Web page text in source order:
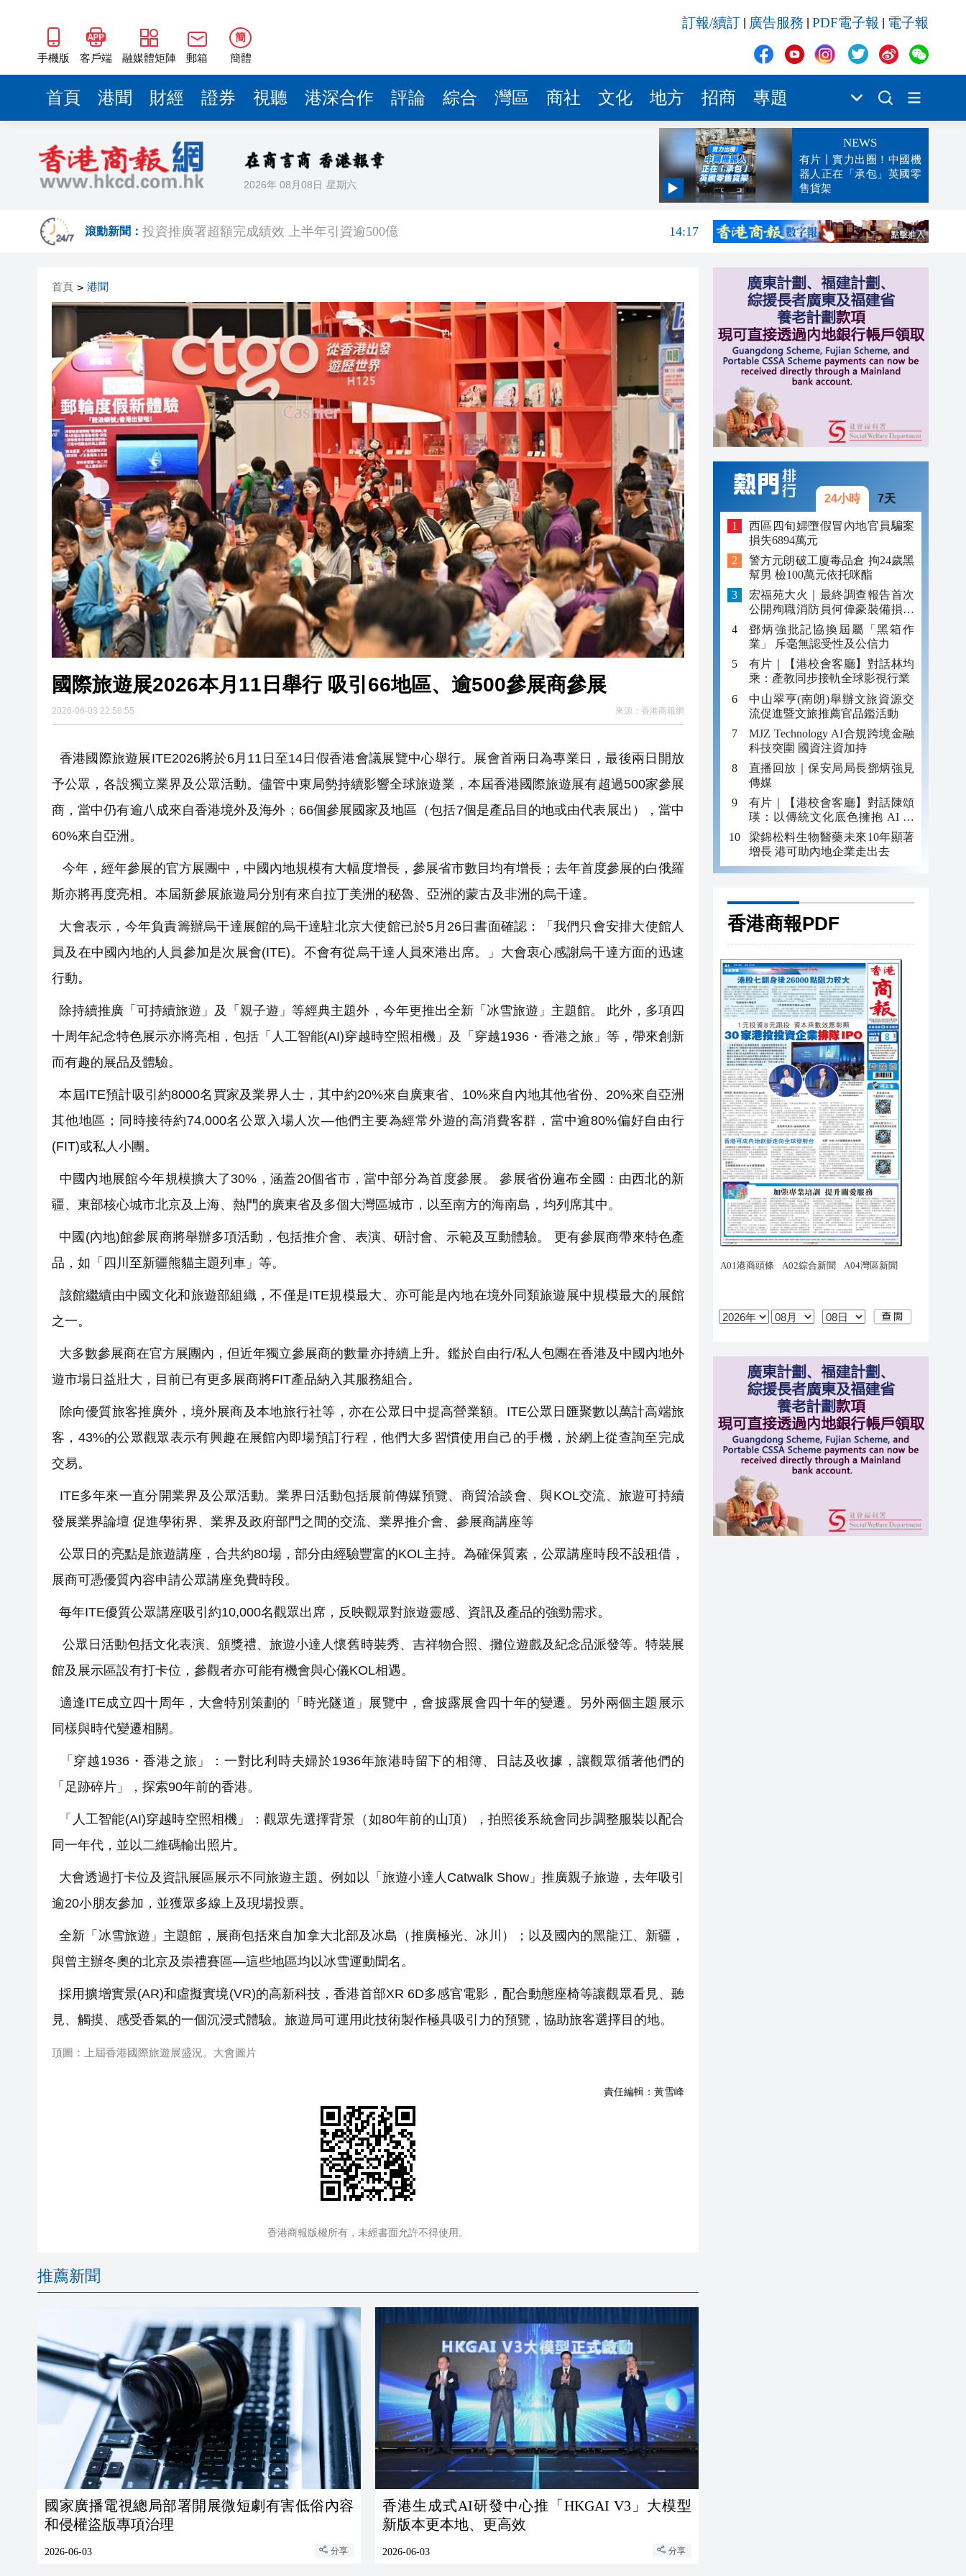
手機版 客戶端 融媒體矩陣 郵箱
簡
簡體
訂報/續訂 廣告服務 PDF電子報 電子報
首頁 港聞 財經 證券 視聽 港深合作 評論 綜合 灣區 商社 文化 地方 招商 專題
2026年 08月08日 星期六
NEWS
有片丨實力出圈！中國機
器人正在「承包」英國零
售貨架
滾動新聞：
14:22
投資推廣署超額完成績效 上半年引資逾500億
14:17
CHIIKAWA熱潮席捲香港！帶你全城捕捉角色足迹
13:35
韓國足協為性賄賂醜聞正式致歉：目前絕不存在
13:23
受熱帶氣旋白海豚影響 香港部分地區氣溫高達37度以上
13:17
特朗普宣布：向關鍵礦產和電池項目投資30億美元
13:14
首頁 > 港聞
國際旅遊展2026本月11日舉行 吸引66地區、逾500參展商參展
2026-06-03 22:58:55 來源： 香港商報網
香港國際旅遊展ITE2026將於6月11日至14日假香港會議展覽中心舉行。展會首兩日為專業日，最後兩日開放
予公眾，各設獨立業界及公眾活動。儘管中東局勢持續影響全球旅遊業，本屆香港國際旅遊展有超過500家參展
商，當中仍有逾八成來自香港境外及海外；66個參展國家及地區（包括7個是產品目的地或由代表展出），當中
60%來自亞洲。
今年，經年參展的官方展團中，中國內地規模有大幅度增長，參展省市數目均有增長；去年首度參展的白俄羅
斯亦將再度亮相。本屆新參展旅遊局分別有來自拉丁美洲的秘魯、亞洲的蒙古及非洲的烏干達。
大會表示，今年負責籌辦烏干達展館的烏干達駐北京大使館已於5月26日書面確認：「我們只會安排大使館人
員及在中國內地的人員參加是次展會(ITE)。不會有從烏干達人員來港出席。」大會衷心感謝烏干達方面的迅速
行動。
除持續推廣「可持續旅遊」及「親子遊」等經典主題外，今年更推出全新「冰雪旅遊」主題館。 此外，多項四
十周年紀念特色展示亦將亮相，包括「人工智能(AI)穿越時空照相機」及「穿越1936・香港之旅」等，帶來創新
而有趣的展品及體驗。
本屆ITE預計吸引約8000名買家及業界人士，其中約20%來自廣東省、10%來自內地其他省份、20%來自亞洲
其他地區；同時接待約74,000名公眾入場人次—他們主要為經常外遊的高消費客群，當中逾80%偏好自由行
(FIT)或私人小團。
中國內地展館今年規模擴大了30%，涵蓋20個省市，當中部分為首度參展。 參展省份遍布全國：由西北的新
疆、東部核心城市北京及上海、熱門的廣東省及多個大灣區城市，以至南方的海南島，均列席其中。
中國(內地)館參展商將舉辦多項活動，包括推介會、表演、研討會、示範及互動體驗。 更有參展商帶來特色產
品，如「四川至新疆熊貓主題列車」等。
該館繼續由中國文化和旅遊部組織，不僅是ITE規模最大、亦可能是內地在境外同類旅遊展中規模最大的展館
之一。
大多數參展商在官方展團內，但近年獨立參展商的數量亦持續上升。鑑於自由行/私人包團在香港及中國內地外
遊市場日益壯大，目前已有更多展商將FIT產品納入其服務組合。
除向優質旅客推廣外，境外展商及本地旅行社等，亦在公眾日中提高營業額。ITE公眾日匯聚數以萬計高端旅
客，43%的公眾觀眾表示有興趣在展館內即場預訂行程，他們大多習慣使用自己的手機，於網上從查詢至完成
交易。
ITE多年來一直分開業界及公眾活動。業界日活動包括展前傳媒預覽、商貿洽談會、與KOL交流、旅遊可持續
發展業界論壇 促進學術界、業界及政府部門之間的交流、業界推介會、參展商講座等
公眾日的亮點是旅遊講座，合共約80場，部分由經驗豐富的KOL主持。為確保質素，公眾講座時段不設租借，
展商可憑優質內容申請公眾講座免費時段。
每年ITE優質公眾講座吸引約10,000名觀眾出席，反映觀眾對旅遊靈感、資訊及產品的強勁需求。
公眾日活動包括文化表演、頒獎禮、旅遊小達人懷舊時裝秀、吉祥物合照、攤位遊戲及紀念品派發等。特裝展
館及展示區設有打卡位，參觀者亦可能有機會與心儀KOL相遇。
適逢ITE成立四十周年，大會特別策劃的「時光隧道」展覽中，會披露展會四十年的變遷。另外兩個主題展示
同樣與時代變遷相關。
「穿越1936・香港之旅」：一對比利時夫婦於1936年旅港時留下的相簿、日誌及收據，讓觀眾循著他們的
「足跡碎片」，探索90年前的香港。
「人工智能(AI)穿越時空照相機」：觀眾先選擇背景（如80年前的山頂），拍照後系統會同步調整服裝以配合
同一年代，並以二維碼輸出照片。
大會透過打卡位及資訊展區展示不同旅遊主題。例如以「旅遊小達人Catwalk Show」推廣親子旅遊，去年吸引
逾20小朋友參加，並獲眾多線上及現場投票。
全新「冰雪旅遊」主題館，展商包括來自加拿大北部及冰島（推廣極光、冰川）；以及國內的黑龍江、新疆，
與曾主辦冬奧的北京及崇禮賽區—這些地區均以冰雪運動聞名。
採用擴增實景(AR)和虛擬實境(VR)的高新科技，香港首部XR 6D多感官電影，配合動態座椅等讓觀眾看見、聽
見、觸摸、感受香氣的一個沉浸式體驗。旅遊局可運用此技術製作極具吸引力的預覽，協助旅客選擇目的地。
頂圖：上屆香港國際旅遊展盛況。大會圖片
責任編輯： 黃雪峰
香港商報版權所有，未經書面允許不得使用。
推薦新聞
國家廣播電視總局部署開展微短劇有害低俗內容
和侵權盜版專項治理
2026-06-03 分享
香港生成式AI研發中心推「HKGAI V3」大模型
新版本更本地、更高效
2026-06-03 分享
24小時 7天
西區四旬婦墮假冒內地官員騙案
損失6894萬元
警方元朗破工廈毒品倉 拘24歲黑
幫男 檢100萬元依托咪酯
宏福苑大火｜最終調查報告首次
公開殉職消防員何偉豪裝備損毀
照片
鄧炳強批記協換屆屬「黑箱作
業」 斥毫無認受性及公信力
有片｜【港校會客廳】對話林均
乘：產教同步接軌全球影視行業
中山翠亨(南朗)舉辦文旅資源交
流促進暨文旅推薦官品鑑活動
MJZ Technology AI合規跨境金融
科技突圍 國資注資加持
直播回放｜保安局局長鄧炳強見
傳媒
有片｜【港校會客廳】對話陳頌
瑛：以傳統文化底色擁抱 AI 藝
術新發展
梁錦松料生物醫藥未來10年顯著
增長 港可助內地企業走出去
香港商報PDF